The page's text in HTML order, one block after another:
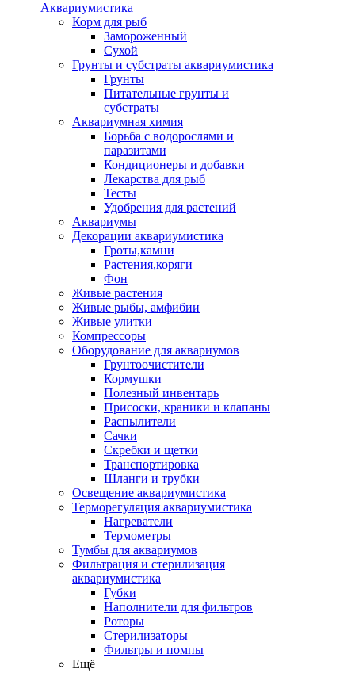
Аквариумистика
Корм для рыб
Замороженный
Сухой
Грунты и субстраты аквариумистика
Грунты
Питательные грунты и
субстраты
Аквариумная химия
Борьба с водорослями и
паразитами
Кондиционеры и добавки
Лекарства для рыб
Тесты
Удобрения для растений
Аквариумы
Декорации аквариумистика
Гроты,камни
Растения,коряги
Фон
Живые растения
Живые рыбы, амфибии
Живые улитки
Компрессоры
Оборудование для аквариумов
Грунтоочистители
Кормушки
Полезный инвентарь
Присоски, краники и клапаны
Распылители
Сачки
Скребки и щетки
Транспортировка
Шланги и трубки
Освещение аквариумистика
Терморегуляция аквариумистика
Нагреватели
Термометры
Тумбы для аквариумов
Фильтрация и стерилизация
аквариумистика
Губки
Наполнители для фильтров
Роторы
Стерилизаторы
Фильтры и помпы
Ещё